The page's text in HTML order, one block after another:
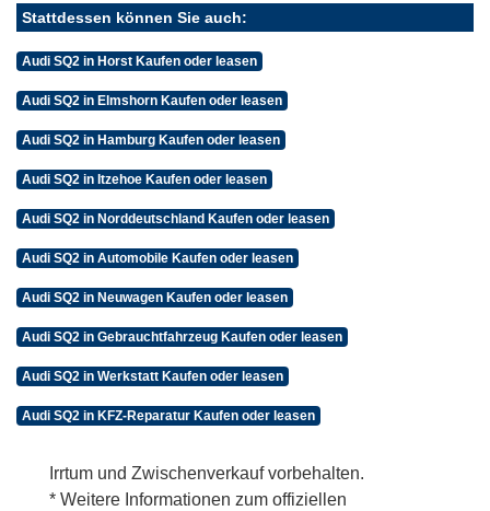
Stattdessen können Sie auch:
Audi SQ2 in Horst Kaufen oder leasen
Audi SQ2 in Elmshorn Kaufen oder leasen
Audi SQ2 in Hamburg Kaufen oder leasen
Audi SQ2 in Itzehoe Kaufen oder leasen
Audi SQ2 in Norddeutschland Kaufen oder leasen
Audi SQ2 in Automobile Kaufen oder leasen
Audi SQ2 in Neuwagen Kaufen oder leasen
Audi SQ2 in Gebrauchtfahrzeug Kaufen oder leasen
Audi SQ2 in Werkstatt Kaufen oder leasen
Audi SQ2 in KFZ-Reparatur Kaufen oder leasen
Irrtum und Zwischenverkauf vorbehalten.
* Weitere Informationen zum offiziellen